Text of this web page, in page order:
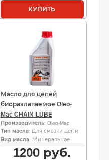
КУПИТЬ
Масло для цепей
биоразлагаемое Oleo-
Mac CHAIN LUBE
Производитель: Oleo-Mac
Тип масла: Для смазки цепи
Вид масла: Минеральное
1200руб.